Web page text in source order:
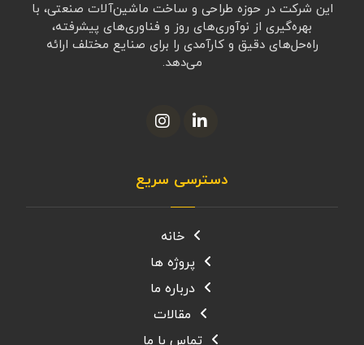
این شرکت در حوزه طراحی و ساخت ماشین‌آلات صنعتی، با
بهره‌گیری از نوآوری‌های روز و فناوری‌های پیشرفته،
راه‌حل‌های دقیق و کارآمدی را برای صنایع مختلف ارائه
می‌دهد.
دسترسی سریع
خانه
پروژه ها
درباره ما
مقالات
تماس با ما